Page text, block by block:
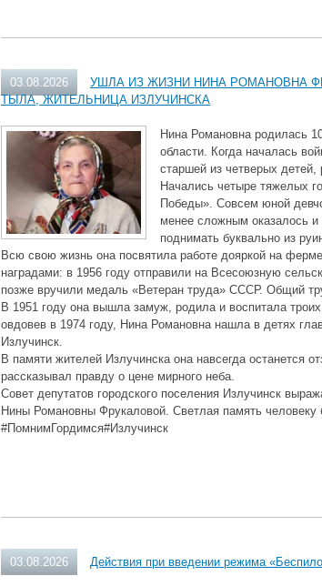
03.08.2026
УШЛА ИЗ ЖИЗНИ НИНА РОМАНОВНА
ТЫЛА, ЖИТЕЛЬНИЦА ИЗЛУЧИНСКА
Нина Романовна родилась
области. Когда началась
старшей из четверых
Начались четыре тяжелых
Победы». Совсем юной
менее сложным оказалось
поднимать буквально из
Всю свою жизнь она посвятила работе дояркой на
наградами: в 1956 году отправили на Всесоюзную
позже вручили медаль «Ветеран труда» СССР. Общий
В 1951 году она вышла замуж, родила и воспитала
овдовев в 1974 году, Нина Романовна нашла в детях
Излучинск.
В памяти жителей Излучинска она навсегда останется
рассказывал правду о цене мирного неба.
Совет депутатов городского поселения Излучинск
Нины Романовны Фрукаловой. Светлая память
#ПомнимГордимся#Излучинск
03.08.2026 Действия при введении режима